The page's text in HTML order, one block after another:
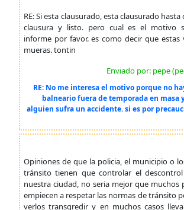
RE: Si esta clausurado, esta clausurado
clausura y listo. pero cual es el motivo
informe por favor. es como decir que
mueras. tontin
Enviado por: pepe
RE: No me interesa el motivo porque no
balneario fuera de temporada en masa
alguien sufra un accidente. si es por
Opiniones de que la policia, el municipio o
tránsito tienen que controlar el
nuestra ciudad, no seria mejor que muchos
empiecen a respetar las normas de tránsito
verlos transgredir y en muchos casos